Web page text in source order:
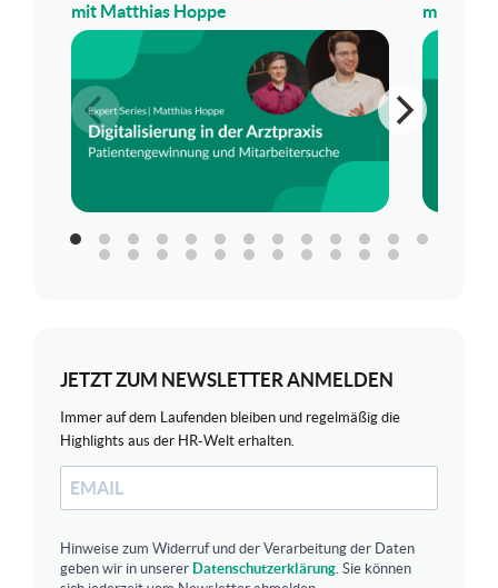
mit Matthias Hoppe
mit
JETZT ZUM NEWSLETTER ANMELDEN
Immer auf dem Laufenden bleiben und regelmäßig die
Highlights aus der HR-Welt erhalten.
Hinweise zum Widerruf und der Verarbeitung der Daten
geben wir in unserer Datenschutzerklärung. Sie können